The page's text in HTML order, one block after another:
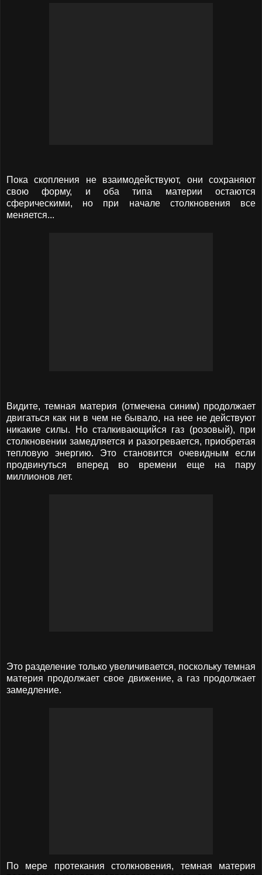
Пока скопления не взаимодействуют, они сохраняют
свою форму, и оба типа материи остаются
сферическими, но при начале столкновения все
меняется...
Видите, темная материя (отмечена синим) продолжает
двигаться как ни в чем не бывало, на нее не действуют
никакие силы. Но сталкивающийся газ (розовый), при
столкновении замедляется и разогревается, приобретая
тепловую энергию. Это становится очевидным если
продвинуться вперед во времени еще на пару
миллионов лет.
Это разделение только увеличивается, поскольку темная
материя продолжает свое движение, а газ продолжает
замедление.
По мере протекания столкновения, темная материя